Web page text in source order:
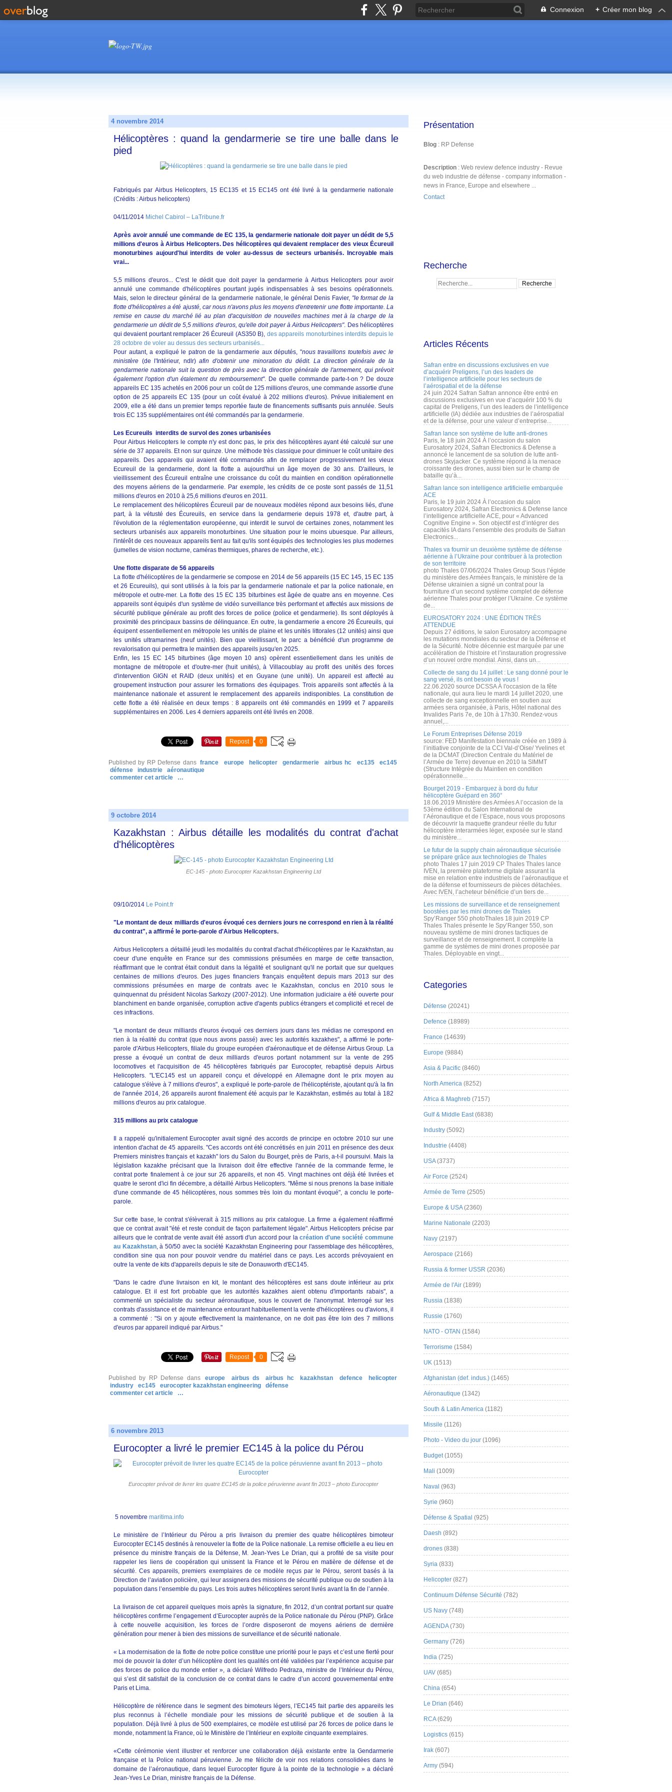
Connexion + Créer mon blog
4 novembre 2014
Hélicoptères : quand la gendarmerie se tire une balle dans le
pied
Fabriqués par Airbus Helicopters, 15 EC135 et 15 EC145 ont été livré à la gendarmerie nationale
(Crédits : Airbus helicopters)
04/11/2014 Michel Cabirol – LaTribune.fr
Après avoir annulé une commande de EC 135, la gendarmerie nationale doit payer un dédit de 5,5
millions d'euros à Airbus Helicopters. Des hélicoptères qui devaient remplacer des vieux Écureuil
monoturbines aujourd'hui interdits de voler au-dessus de secteurs urbanisés. Incroyable mais
vrai...
5,5 millions d'euros... C'est le dédit que doit payer la gendarmerie à Airbus Helicopters pour avoir
annulé une commande d'hélicoptères pourtant jugés indispensables à ses besoins opérationnels.
Mais, selon le directeur général de la gendarmerie nationale, le général Denis Favier, "le format de la
flotte d'hélicoptères a été ajusté, car nous n'avons plus les moyens d'entretenir une flotte importante. La
remise en cause du marché lié au plan d'acquisition de nouvelles machines met à la charge de la
gendarmerie un dédit de 5,5 millions d'euros, qu'elle doit payer à Airbus Helicopters". Des hélicoptères
qui devaient pourtant remplacer 26 Écureuil (AS350 B), des appareils monoturbines interdits depuis le
28 octobre de voler au dessus des secteurs urbanisés...
Pour autant, a expliqué le patron de la gendarmerie aux députés, "nous travaillons toutefois avec le
ministère (de l'Intérieur, ndlr) afin d'obtenir une minoration du dédit. La direction générale de la
gendarmerie nationale suit la question de près avec la direction générale de l'armement, qui prévoit
également l'option d'un étalement du remboursement". De quelle commande parte-t-on ? De douze
appareils EC 135 achetés en 2006 pour un coût de 125 millions d'euros, une commande assortie d'une
option de 25 appareils EC 135 (pour un coût évalué à 202 millions d'euros). Prévue initialement en
2009, elle a été dans un premier temps reportée faute de financements suffisants puis annulée. Seuls
trois EC 135 supplémentaires ont été commandés par la gendarmerie.
Les Ecureuils interdits de survol des zones urbanisées
Pour Airbus Helicopters le compte n'y est donc pas, le prix des hélicoptères ayant été calculé sur une
série de 37 appareils. Et non sur quinze. Une méthode très classique pour diminuer le coût unitaire des
appareils. Des appareils qui avaient été commandés afin de remplacer progressivement les vieux
Ecureuil de la gendarmerie, dont la flotte a aujourd'hui un âge moyen de 30 ans. D'ailleurs, le
vieillissement des Écureuil entraîne une croissance du coût du maintien en condition opérationnelle
des moyens aériens de la gendarmerie. Par exemple, les crédits de ce poste sont passés de 11,51
millions d'euros en 2010 à 25,6 millions d'euros en 2011.
Le remplacement des hélicoptères Écureuil par de nouveaux modèles répond aux besoins liés, d'une
part, à la vétusté des Écureuils, en service dans la gendarmerie depuis 1978 et, d'autre part, à
l'évolution de la réglementation européenne, qui interdit le survol de certaines zones, notamment les
secteurs urbanisés aux appareils monoturbines. Une situation pour le moins ubuesque. Par ailleurs,
l'intérêt de ces nouveaux appareils tient au fait qu'ils sont équipés des technologies les plus modernes
(jumelles de vision nocturne, caméras thermiques, phares de recherche, etc.).
Une flotte disparate de 56 appareils
La flotte d'hélicoptères de la gendarmerie se compose en 2014 de 56 appareils (15 EC 145, 15 EC 135
et 26 Ecureuils), qui sont utilisés à la fois par la gendarmerie nationale et par la police nationale, en
métropole et outre-mer. La flotte des 15 EC 135 biturbines est âgée de quatre ans en moyenne. Ces
appareils sont équipés d'un système de vidéo surveillance très performant et affectés aux missions de
sécurité publique générale au profit des forces de police (police et gendarmerie). Ils sont déployés à
proximité des principaux bassins de délinquance. En outre, la gendarmerie a encore 26 Écureuils, qui
équipent essentiellement en métropole les unités de plaine et les unités littorales (12 unités) ainsi que
les unités ultramarines (neuf unités). Bien que vieillissant, le parc a bénéficié d'un programme de
revalorisation qui permettra le maintien des appareils jusqu'en 2025.
Enfin, les 15 EC 145 biturbines (âge moyen 10 ans) opèrent essentiellement dans les unités de
montagne de métropole et d'outre-mer (huit unités), à Villacoublay au profit des unités des forces
d'intervention GIGN et RAID (deux unités) et en Guyane (une unité). Un appareil est affecté au
groupement instruction pour assurer les formations des équipages. Trois appareils sont affectés à la
maintenance nationale et assurent le remplacement des appareils indisponibles. La constitution de
cette flotte a été réalisée en deux temps : 8 appareils ont été commandés en 1999 et 7 appareils
supplémentaires en 2006. Les 4 derniers appareils ont été livrés en 2008.
Repost 0
Published by RP Defense dans france europe helicopter gendarmerie airbus hc ec135
ec145
défense
industrie
aéronautique
commenter cet article
…
9 octobre 2014
Kazakhstan : Airbus détaille les modalités du contrat d'achat
d'hélicoptères
EC-145 - photo Eurocopter Kazakhstan Engineering Ltd
09/10/2014 Le Point.fr
"Le montant de deux milliards d'euros évoqué ces derniers jours ne correspond en rien à la réalité
du contrat", a affirmé le porte-parole d'Airbus Helicopters.
Airbus Helicopters a détaillé jeudi les modalités du contrat d'achat d'hélicoptères par le Kazakhstan, au
coeur d'une enquête en France sur des commissions présumées en marge de cette transaction,
réaffirmant que le contrat était conduit dans la légalité et soulignant qu'il ne portait que sur quelques
centaines de millions d'euros. Des juges financiers français enquêtent depuis mars 2013 sur des
commissions présumées en marge de contrats avec le Kazakhstan, conclus en 2010 sous le
quinquennat du président Nicolas Sarkozy (2007-2012). Une information judiciaire a été ouverte pour
blanchiment en bande organisée, corruption active d'agents publics étrangers et complicité et recel de
ces infractions.
"Le montant de deux milliards d'euros évoqué ces derniers jours dans les médias ne correspond en
rien à la réalité du contrat (que nous avons passé) avec les autorités kazakhes", a affirmé le porte-
parole d'Airbus Helicopters, filiale du groupe européen d'aéronautique et de défense Airbus Group. La
presse a évoqué un contrat de deux milliards d'euros portant notamment sur la vente de 295
locomotives et l'acquisition de 45 hélicoptères fabriqués par Eurocopter, rebaptisé depuis Airbus
Helicopters. "L'EC145 est un appareil conçu et développé en Allemagne dont le prix moyen au
catalogue s'élève à 7 millions d'euros", a expliqué le porte-parole de l'hélicoptériste, ajoutant qu'à la fin
de l'année 2014, 26 appareils auront finalement été acquis par le Kazakhstan, estimés au total à 182
millions d'euros au prix catalogue.
315 millions au prix catalogue
Il a rappelé qu'initialement Eurocopter avait signé des accords de principe en octobre 2010 sur une
intention d'achat de 45 appareils. "Ces accords ont été concrétisés en juin 2011 en présence des deux
Premiers ministres français et kazakh" lors du Salon du Bourget, près de Paris, a-t-il poursuivi. Mais la
législation kazakhe précisant que la livraison doit être effective l'année de la commande ferme, le
contrat porte finalement à ce jour sur 26 appareils, et non 45. Vingt machines ont déjà été livrées et
quatre le seront d'ici fin décembre, a détaillé Airbus Helicopters. "Même si nous prenons la base initiale
d'une commande de 45 hélicoptères, nous sommes très loin du montant évoqué", a conclu le porte-
parole.
Sur cette base, le contrat s'élèverait à 315 millions au prix catalogue. La firme a également réaffirmé
que ce contrat avait "été et reste conduit de façon parfaitement légale". Airbus Helicopters précise par
ailleurs que le contrat de vente avait été assorti d'un accord pour lacréation d'une société commune
au Kazakhstan, à 50/50 avec la société Kazakhstan Engineering pour l'assemblage des hélicoptères,
condition sine qua non pour pouvoir vendre du matériel dans ce pays. Les accords prévoyaient en
outre la vente de kits d'appareils depuis le site de Donauworth d'EC145.
"Dans le cadre d'une livraison en kit, le montant des hélicoptères est sans doute inférieur au prix
catalogue. Et il est fort probable que les autorités kazakhes aient obtenu d'importants rabais", a
commenté un spécialiste du secteur aéronautique, sous le couvert de l'anonymat. Interrogé sur les
contrats d'assistance et de maintenance entourant habituellement la vente d'hélicoptères ou d'avions, il
a commenté : "Si on y ajoute effectivement la maintenance, on ne doit pas être loin des 7 millions
d'euros par appareil indiqué par Airbus."
Repost 0
Published by RP Defense dans europe airbus ds airbus hc kazakhstan defence
helicopter
industry
ec145 eurocopter kazakhstan engineering
défense
commenter cet article
…
6 novembre 2013
Eurocopter a livré le premier EC145 à la police du Pérou
Eurocopter prévoit de livrer les quatre EC145 de la police péruvienne avant fin 2013 – photo Eurocopter
5 novembre maritima.info
Le ministère de l’Intérieur du Pérou a pris livraison du premier des quatre hélicoptères bimoteur
Eurocopter EC145 destinés à renouveler la flotte de la Police nationale. La remise officielle a eu lieu en
présence du ministre français de la Défense, M. Jean-Yves Le Drian, qui a profité de sa visite pour
rappeler les liens de coopération qui unissent la France et le Pérou en matière de défense et de
sécurité. Ces appareils, premiers exemplaires de ce modèle reçus par le Pérou, seront basés à la
Direction de l’aviation policière, qui leur assignera des missions de sécurité publique ou de soutien à la
population dans l’ensemble du pays. Les trois autres hélicoptères seront livrés avant la fin de l’année.
La livraison de cet appareil quelques mois après la signature, fin 2012, d’un contrat portant sur quatre
hélicoptères confirme l’engagement d’Eurocopter auprès de la Police nationale du Pérou (PNP). Grâce
à cette nouvelle acquisition, les forces de l’ordre disposeront de moyens aériens de dernière
génération pour mener à bien des missions de surveillance et de sécurité nationale.
« La modernisation de la flotte de notre police constitue une priorité pour le pays et c’est une fierté pour
moi de pouvoir la doter d’un hélicoptère dont les qualités ont été validées par l’expérience acquise par
des forces de police du monde entier », a déclaré Wilfredo Pedraza, ministre de l’Intérieur du Pérou,
qui s’est dit satisfait de la conclusion de ce contrat dans le cadre d’un accord gouvernemental entre
Paris et Lima.
Hélicoptère de référence dans le segment des bimoteurs légers, l’EC145 fait partie des appareils les
plus reconnus à l’échelle mondiale pour les missions de sécurité publique et de soutien à la
population. Déjà livré à plus de 500 exemplaires, ce modèle est utilisé par 26 forces de police dans le
monde, notamment la France, où le Ministère de l’Intérieur en exploite cinquante exemplaires.
«Cette cérémonie vient illustrer et renforcer une collaboration déjà existante entre la Gendarmerie
française et la Police national péruvienne. Je me félicite de voir nos relations consolidées dans le
domaine de l’aéronautique, dans lequel Eurocopter figure à la pointe de la technologie » a déclaré
Jean-Yves Le Drian, ministre français de la Défense.
Présentation
Blog : RP Defense
Description : Web review defence industry - Revue
du web industrie de défense - company information -
news in France, Europe and elsewhere ...
Contact
Recherche
Articles Récents
Safran entre en discussions exclusives en vue
d’acquérir Preligens, l’un des leaders de
l’intelligence artificielle pour les secteurs de
l’aérospatial et de la défense
24 juin 2024 Safran Safran annonce être entré en
discussions exclusives en vue d’acquérir 100 % du
capital de Preligens, l’un des leaders de l’intelligence
artificielle (IA) dédiée aux industries de l’aérospatial
et de la défense, pour une valeur d’entreprise...
Safran lance son système de lutte anti-drones
Paris, le 18 juin 2024 À l’occasion du salon
Eurosatory 2024, Safran Electronics & Defense a
annoncé le lancement de sa solution de lutte anti-
drones Skyjacker. Ce système répond à la menace
croissante des drones, aussi bien sur le champ de
bataille qu’à...
Safran lance son intelligence artificielle embarquée
ACE
Paris, le 19 juin 2024 À l’occasion du salon
Eurosatory 2024, Safran Electronics & Defense lance
l’intelligence artificielle ACE, pour « Advanced
Cognitive Engine ». Son objectif est d’intégrer des
capacités IA dans l’ensemble des produits de Safran
Electronics...
Thales va fournir un deuxième système de défense
aérienne à l’Ukraine pour contribuer à la protection
de son territoire
photo Thales 07/06/2024 Thales Group Sous l’égide
du ministère des Armées français, le ministère de la
Défense ukrainien a signé un contrat pour la
fourniture d’un second système complet de défense
aérienne Thales pour protéger l’Ukraine. Ce système
de...
EUROSATORY 2024 : UNE ÉDITION TRÈS
ATTENDUE
Depuis 27 éditions, le salon Eurosatory accompagne
les mutations mondiales du secteur de la Défense et
de la Sécurité. Notre décennie est marquée par une
accélération de l’histoire et l’instauration progressive
d’un nouvel ordre mondial. Ainsi, dans un...
Collecte de sang du 14 juillet : Le sang donné pour le
sang versé, ils ont besoin de vous !
22.06.2020 source DCSSA À l'occasion de la fête
nationale, qui aura lieu le mardi 14 juillet 2020, une
collecte de sang exceptionnelle en soutien aux
armées sera organisée, à Paris, Hôtel national des
Invalides Paris 7e, de 10h à 17h30. Rendez-vous
annuel,...
Le Forum Entreprises Défense 2019
source: FED Manifestation biennale créée en 1989 à
l’initiative conjointe de la CCI Val-d’Oise/ Yvelines et
de la DCMAT (Direction Centrale du Matériel de
l’Armée de Terre) devenue en 2010 la SIMMT
(Structure Intégrée du Maintien en condition
opérationnelle...
Bourget 2019 - Embarquez à bord du futur
hélicoptère Guépard en 360°
18.06.2019 Ministère des Armées A l’occasion de la
53ème édition du Salon International de
l’Aéronautique et de l’Espace, nous vous proposons
de découvrir la maquette grandeur réelle du futur
hélicoptère interarmées léger, exposée sur le stand
du ministère...
Le futur de la supply chain aéronautique sécurisée
se prépare grâce aux technologies de Thales
photo Thales 17 juin 2019 CP Thales Thales lance
IVEN, la première plateforme digitale assurant la
mise en relation entre industriels de l’aéronautique et
de la défense et fournisseurs de pièces détachées.
Avec IVEN, l’acheteur bénéficie d’un tiers de...
Les missions de surveillance et de renseignement
boostées par les mini drones de Thales
Spy’Ranger 550 photoThales 18 juin 2019 CP
Thales Thales présente le Spy’Ranger 550, son
nouveau système de mini drones tactiques de
surveillance et de renseignement. Il complète la
gamme de systèmes de mini drones proposée par
Thales. Déployable en vingt...
Categories
Défense (20241)
Defence (18989)
France (14639)
Europe (9884)
Asia & Pacific (8460)
North America (8252)
Africa & Maghreb (7157)
Gulf & Middle East(6838)
Industry (5092)
Industrie (4408)
USA(3737)
Air Force (2524)
Armée de Terre (2505)
Europe & USA(2360)
Marine Nationale (2203)
Navy (2197)
Aerospace (2166)
Russia & former USSR (2036)
Armée de l'Air (1899)
Russia (1838)
Russie (1760)
NATO - OTAN (1584)
Terrorisme (1584)
UK (1513)
Afghanistan (def. indus.) (1465)
Aéronautique (1342)
South & Latin America (1182)
Missile (1126)
Photo - Video du jour (1096)
Budget(1055)
Mali (1009)
Naval (963)
Syrie (960)
Défense & Spatial (925)
Daesh (892)
drones (838)
Syria (833)
Helicopter (827)
Continuum Défense Sécurité (782)
US Navy (748)
AGENDA(730)
Germany (726)
India (725)
UAV (685)
China (654)
Le Drian (646)
RCA(629)
Logistics (615)
Irak (607)
Army (594)